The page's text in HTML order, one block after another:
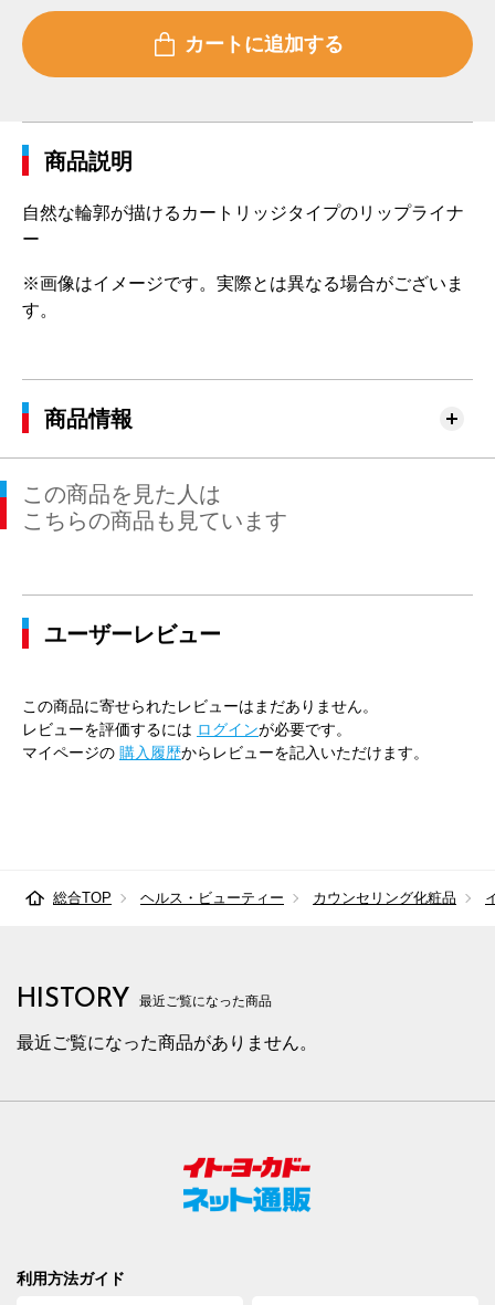
商品説明
自然な輪郭が描けるカートリッジタイプのリップライナ
ー
※画像はイメージです。実際とは異なる場合がございま
す。
商品情報
この商品を見た人は
こちらの商品も見ています
ユーザーレビュー
この商品に寄せられたレビューはまだありません。
レビューを評価するには ログインが必要です。
マイページの 購入履歴からレビューを記入いただけます。
総合TOP ヘルス・ビューティー カウンセリング化粧品
HISTORY 最近ご覧になった商品
最近ご覧になった商品がありません。
利用方法ガイド